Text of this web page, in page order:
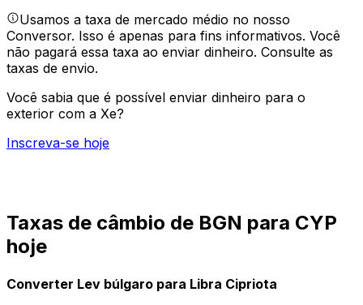
Usamos a taxa de mercado médio no nosso
Conversor. Isso é apenas para fins informativos. Você
não pagará essa taxa ao enviar dinheiro. Consulte as
taxas de envio.
Você sabia que é possível enviar dinheiro para o
exterior com a Xe?
Inscreva-se hoje
Taxas de câmbio de BGN para CYP
hoje
Converter Lev búlgaro para Libra Cipriota